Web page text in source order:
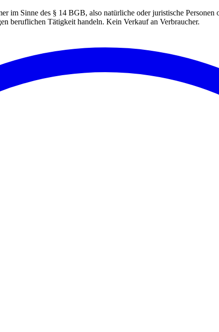
im Sinne des § 14 BGB, also natürliche oder juristische Personen
beruflichen Tätigkeit handeln. Kein Verkauf an Verbraucher.